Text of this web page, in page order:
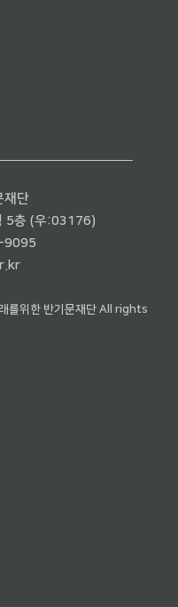
재단
5층 (우:03176)
9095
를위한 반기문재단 All rights